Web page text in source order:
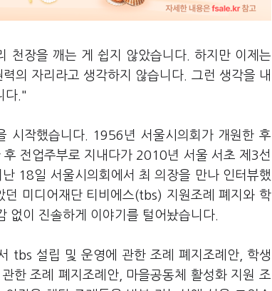
천장을 깨는 게 쉽지 않았습니다. 하지만 이제는
의 자리라고 생각하지 않습니다. 그런 생각을 내
다."
시작했습니다. 1956년 서울시의회가 개원한 후
전업주부로 지내다가 2010년 서울 서초 제3선
18일 서울시의회에서 최 의장을 만나 인터뷰했
미디어재단 티비에스(tbs) 지원조례 폐지와 학
없이 진솔하게 이야기를 털어놨습니다.
tbs 설립 및 운영에 관한 조례 폐지조례안, 학생
한 조례 폐지조례안, 마을공동체 활성화 지원 조